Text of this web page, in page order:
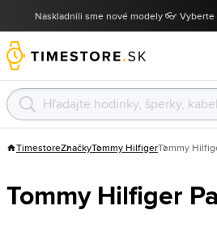
Naskladnili sme nové modely 👓
TimestoreZnačkyTommy HilfigerTommy
Tommy Hilfiger